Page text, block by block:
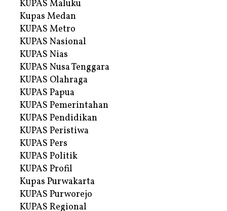
KUPAS Maluku
Kupas Medan
KUPAS Metro
KUPAS Nasional
KUPAS Nias
KUPAS Nusa Tenggara
KUPAS Olahraga
KUPAS Papua
KUPAS Pemerintahan
KUPAS Pendidikan
KUPAS Peristiwa
KUPAS Pers
KUPAS Politik
KUPAS Profil
Kupas Purwakarta
KUPAS Purworejo
KUPAS Regional